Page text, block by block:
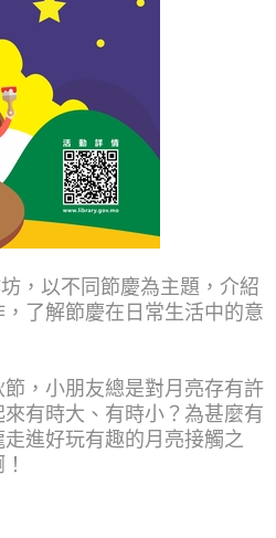
，以不同節慶為主題，介紹
了解節慶在日常生活中的意
，小朋友總是對月亮存有許
有時大、有時小？為甚麼有
進好玩有趣的月亮接觸之